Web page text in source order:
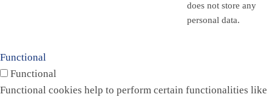
does not store any
personal data.
Functional
Functional
Functional cookies help to perform certain functionalities like